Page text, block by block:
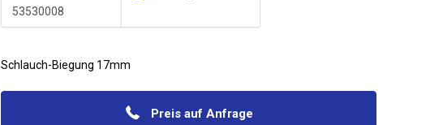
53530008
Schlauch-Biegung 17mm
Preis auf Anfrage